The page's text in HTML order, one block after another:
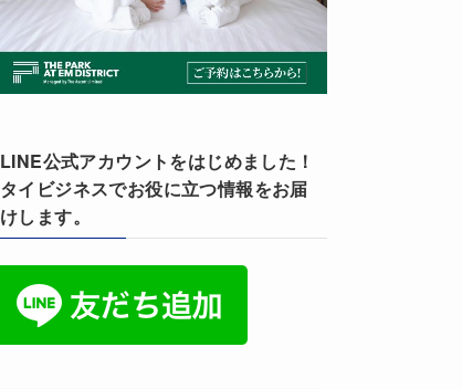
LINE公式アカウントをはじめました！
タイビジネスでお役に立つ情報をお届
けします。